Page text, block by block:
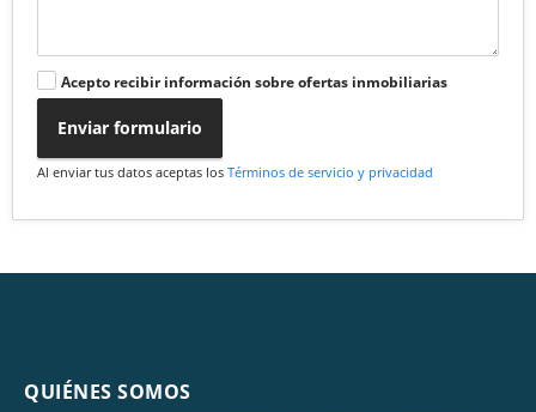
Acepto recibir información sobre ofertas inmobiliarias
Enviar formulario
Al enviar tus datos aceptas los Términos de servicio y privacidad
QUIÉNES SOMOS